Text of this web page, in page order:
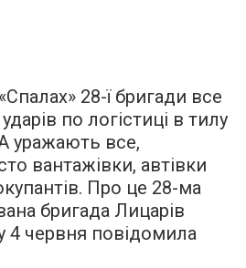
28-ї бригади все
по логістиці в тилу
уражають все,
вантажівки, автівки
Про це 28-ма
бригада Лицарів
4 червня повідомила